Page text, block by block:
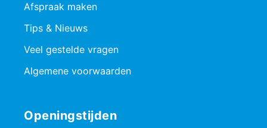
Afspraak maken
Tips & Nieuws
Veel gestelde vragen
Algemene voorwaarden
Openingstijden